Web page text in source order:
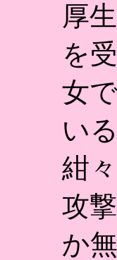
厚
を
女
い
紺
攻
か